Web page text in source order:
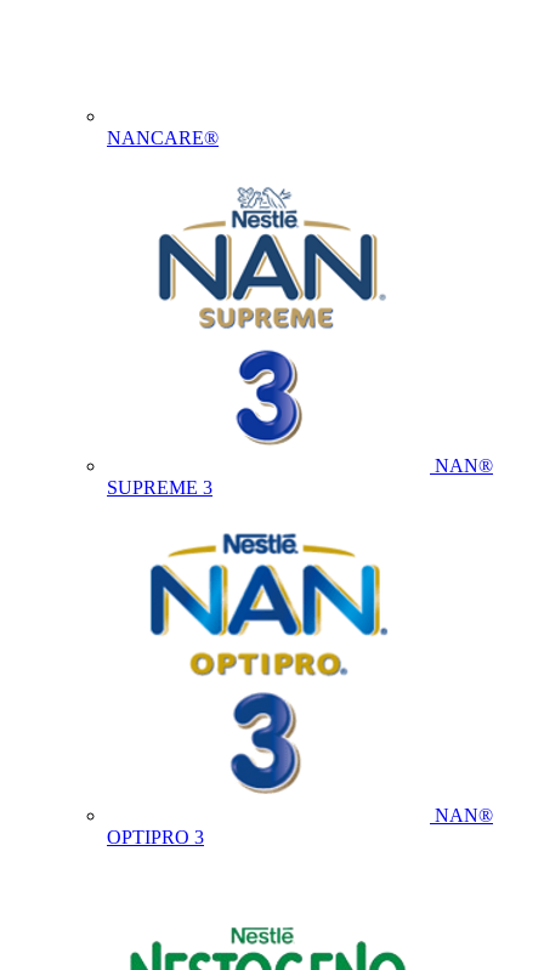
NANCARE®
NAN®
SUPREME 3
NAN®
OPTIPRO 3